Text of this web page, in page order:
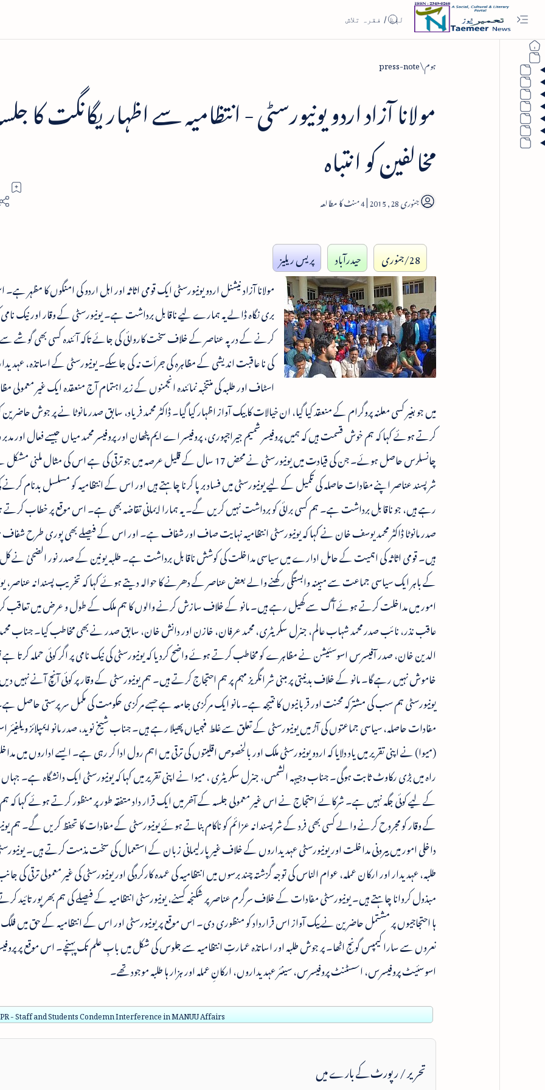
ہوم press-note
مولانا آزاد اردو یونیورسٹی - انتظامیہ سے اظہار یگانگت کا
مخالفین کو انتباہ
4
28/جنوری حیدرآباد
پریس ریلیز
مولانا آزاد نیشنل اردو یونیورسٹی ایک قومی اثاثہ اور اہل اردو کی امنگوں کا مظہر ہے۔
بری نگاہ ڈالے یہ ہمارے لیے ناقابل برداشت ہے۔ یونیورسٹی کے وقار اور نیک نامی
کرنے کے در پہ عناصر کے خلاف سخت کاروائی کی جائے تاکہ آئندہ کسی بھی
کی نا عاقبت اندیشی کے مظاہرہ کی جرأت نہ کی جاسکے۔ یونیورسٹی کے اساتذہ،
اسٹاف اور طلبہ کی منتخبہ نمائندہ انجمنوں کے زیر اہتمام آج منعقدہ ایک غیر معمولی
میں جو بغیر کسی معلنہ پروگرام کے منعقد کیا گیا، ان خیالات کا بیک آواز اظہار کیا گیا۔ ڈاکٹر محمد فریاد، سابق صدر مانوٹا نے پر جوش
کرتے ہوئے کہا کہ ہم خوش قسمت ہیں کہ ہمیں پروفیسر شمیم جیراجپوری، پروفیسر اے ایم پٹھان اور پروفیسر محمد میاں جیسے فعال اور
چانسلرس حاصل ہوئے۔ جن کی قیادت میں یونیورسٹی نے محض 17 سال کے قلیل عرصہ میں جو ترقی کی ہے اس کی مثال
شرپسند عناصر اپنے مفادات حاصلہ کی تکمیل کے لیے یونیورسٹی میں فساد برپا کرنا چاہتے ہیں اور اس کے انتظامیہ کو مسلسل بدنام
رہے ہیں، جو ناقابل برداشت ہے۔ ہم کسی برائی کو برداشت نہیں کریں گے۔ یہ ہمارا ایمانی تقاضہ بھی ہے۔ اس موقع پر خطاب کرتے
صدر مانوٹا ڈاکٹر محمد یوسف خان نے کہا کہ یونیورسٹی انتظامیہ نہایت صاف اور شفاف ہے۔ اور اس کے فیصلے بھی پوری طرح
ہیں۔ قومی اثاثہ کی اہمیت کے حامل ادارے میں سیاسی مداخلت کی کوشش ناقابل برداشت ہے۔ طلبہ یونین کے صدر نور الضحیٰ نے کل
کے باہر ایک سیاسی جماعت سے مبینہ وابستگی رکھنے والے بعض عناصر کے دھرنے کا حوالہ دیتے ہوئے کہا کہ تخریب پسندانہ عناصر،
امور میں مداخلت کرتے ہوئے آگ سے کھیل رہے ہیں۔ مانو کے خلاف سازش کرنے والوں کا ہم ملک کے طول و عرض میں
عاقب نذر، نائب صدر محمد شہاب عالم، جنرل سکریٹری، محمد عرفان، خازن اور دانش خان، سابق صدر نے بھی مخاطب کیا۔ جناب
الدین خان، صدر آفیسرس اسوسئیشن نے مظاہرے کو مخاطب کرتے ہوئے واضح کردیا کہ یونیورسٹی کی نیک نامی پر اگر کوئی حملہ کرتا
خاموش نہیں رہے گا۔ مانو کے خلاف بدنیتی پر مبنی شر انگریز مہم پر ہم احتجاج کرتے ہیں۔ ہم یونیورسٹی کے وقار پر کوئی آنچ آنے نہیں
یونیورسٹی ہم سب کی مشترکہ محنت اور قربانیوں کا نتیجہ ہے۔ مانو ایک مرکزی جامعہ ہے جسے مرکزی حکومت کی مکمل سرپرستی
مفادات حاصلہ، سیاسی جماعتوں کی آڑ میں یونیورسٹی کے تعلق سے غلط فہمیاں پھیلا رہے ہیں۔ جناب شیخ نوید، صدر مانو ایمپلائز
(میوا) نے اپنی تقریر میں یاد دلایا کہ اردو یونیورسٹی ملک اور بالخصوص اقلیتوں کی ترقی میں اہم رول ادا کر رہی ہے۔ ایسے اداروں میں
راہ میں بڑی رکاوٹ ثابت ہوگی۔ جناب وجیہہ الشمس، جنرل سکریٹری ، میوا نے اپنی تقریر میں کہا کہ یونیورسٹی ایک دانشگاہ ہے۔
کے لیے کوئی جگہ نہیں ہے۔ شرکائے احتجاج نے اس غیر معمولی جلسہ کے آخر میں ایک قرار داد متفقہ طور پر منظور کرتے ہوئے کہا کہ
کے وقار کو مجروح کرنے والے کسی بھی فرد کے شر پسندانہ عزائم کو ناکام بناتے ہوئے یونیورسٹی کے مفادات کا تحفظ کریں گے۔ ہم
داخلی امور میں بیرونی مداخلت اور یونیورسٹی عہدیداروں کے خلاف غیر پارلیمانی زبان کے استعمال کی سخت مذمت کرتے ہیں۔
طلبہ، عہدیدار اور ارکان عملہ، عوام الناس کی توجہ گزشتہ چند برسوں میں انتظامیہ کی عمدہ کارکردگی اور یونیورسٹی کی غیر معمولی ترقی کی
مبذول کروانا چاہتے ہیں۔ یونیورسٹی مفادات کے خلاف سرگرم عناصر پر شکنجہ کسنے، یونیورسٹی انتظامیہ کے فیصلے کی ہم بھرپور تائید
ہا احتجاجیوں پر مشتمل حاضرین نے بیک آواز اس قرارداد کو منظوری دی۔ اس موقع پر یونیورسٹی اور اس کے انتظامیہ کے حق میں
نعروں سے سارا کیمپس گونج اٹھا۔ پر جوش طلبہ اور اساتذہ عمارتِ انتظامیہ سے جلوس کی شکل میں بابِ علم تک پہنچے۔ اس موقع پر
اسوسئیٹ پروفیسرس، اسسٹنٹ پروفیسرس، سینئر عہدیداروں، ارکانِ عملہ اور ہزار ہا طلبہ موجود تھے۔
- Staff and Students Condemn Interference in MANUU Affairs
تحریر / رپورٹ کے بارے میں